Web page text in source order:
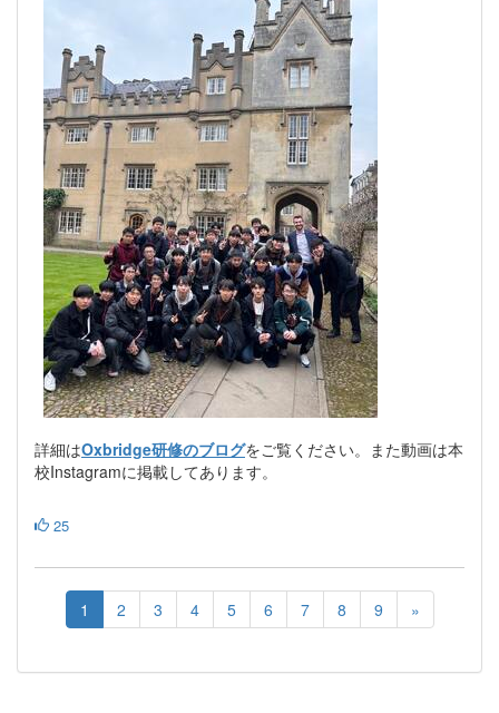
詳細はOxbridge研修のブログをご覧ください。また動画は本
校Instagramに掲載してあります。
25
1 2 3 4 5 6 7 8 9 »